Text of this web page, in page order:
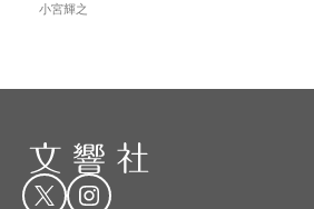
小宮輝之